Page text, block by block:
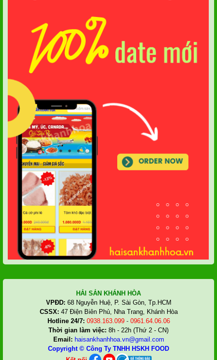
HẢI SẢN KHÁNH HÒA
VPĐD: 68 Nguyễn Huệ, P. Sài Gòn, Tp.HCM
CSSX: 47 Điện Biên Phủ, Nha Trang, Khánh Hòa
Hotline 24/7: 0938.163.099- 0961.64.06.06
Thời gian làm việc: 8h - 22h (Thứ 2 - CN)
Email: haisankhanhhoa.vn@gmail.com
Copyright © Công Ty TNHH HSKH FOOD